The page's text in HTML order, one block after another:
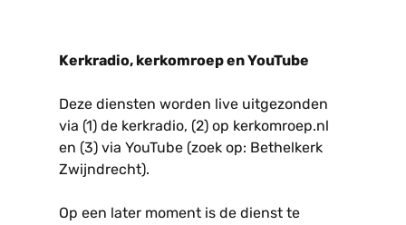
Kerkradio, kerkomroep en YouTube
Deze diensten worden live uitgezonden
via (1) de kerkradio, (2) op kerkomroep.nl
en (3) via YouTube (zoek op: Bethelkerk
Zwijndrecht).
Op een later moment is de dienst te